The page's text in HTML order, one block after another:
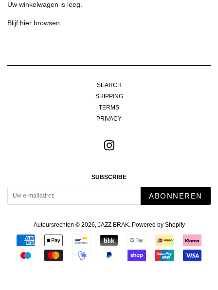
Uw winkelwagen is leeg.
Blijf hier browsen.
SEARCH
SHIPPING
TERMS
PRIVACY
SUBSCRIBE
ABONNEREN
Auteursrechten © 2026, JAZZ BRAK. Powered by Shopify
Betalingspictogrammen